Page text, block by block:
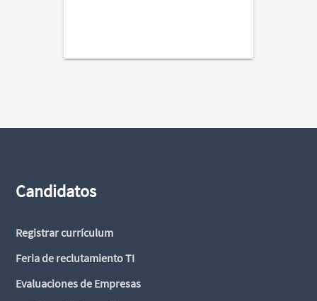
Candidatos
Registrar currículum
Feria de reclutamiento TI
Evaluaciones de Empresas